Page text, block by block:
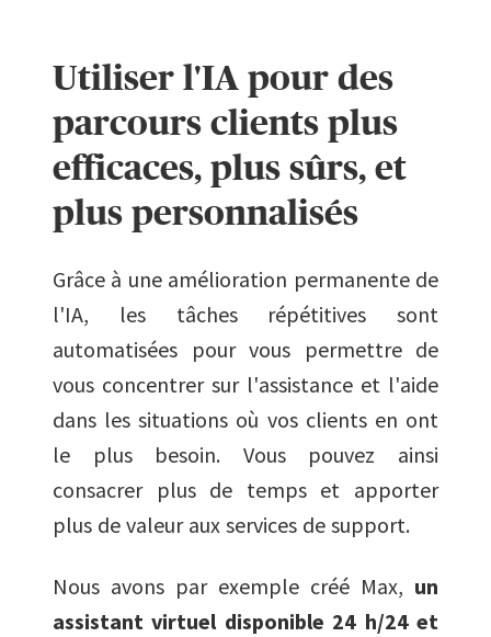
Utiliser l'IA pour des
parcours clients plus
efficaces, plus sûrs, et
plus personnalisés
Grâce à une amélioration permanente de
l'IA, les tâches répétitives sont
automatisées pour vous permettre de
vous concentrer sur l'assistance et l'aide
dans les situations où vos clients en ont
le plus besoin. Vous pouvez ainsi
consacrer plus de temps et apporter
plus de valeur aux services de support.
Nous avons par exemple créé Max, un
assistant virtuel disponible 24 h/24 et